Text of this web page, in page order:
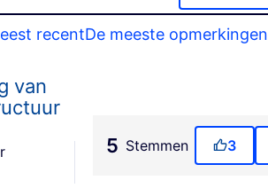
recentDe meeste opmerkingen
van
5 Stemmen 3